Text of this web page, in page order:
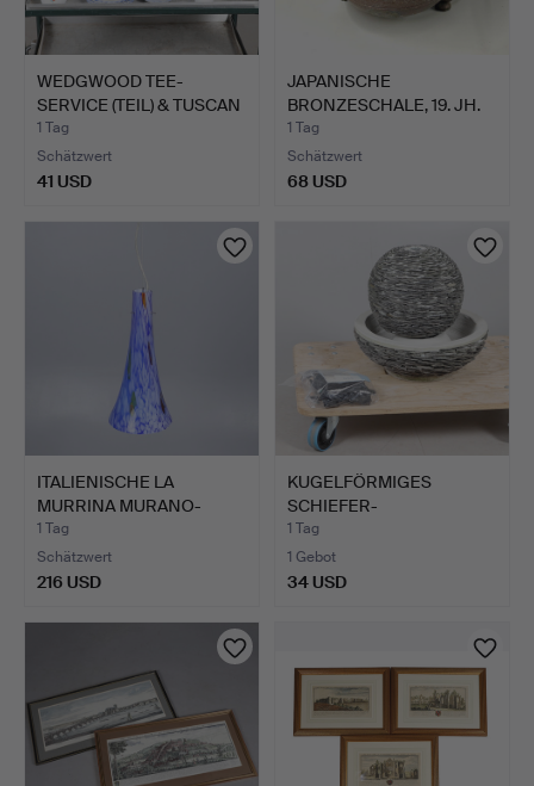
WEDGWOOD TEE-
SERVICE (TEIL) & TUSCAN
TEE-S…
1 Tag
Schätzwert
41 USD
JAPANISCHE
BRONZESCHALE, 19. JH.
1 Tag
Schätzwert
68 USD
ITALIENISCHE LA
MURRINA MURANO-
GLAS-PENDEL…
1 Tag
Schätzwert
216 USD
KUGELFÖRMIGES
SCHIEFER-
WASSEROBJEKT VON
WO…
1 Tag
1 Gebot
34 USD